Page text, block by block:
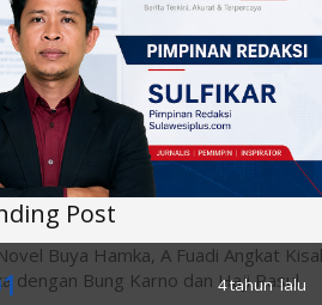
Post
4 tahun lalu